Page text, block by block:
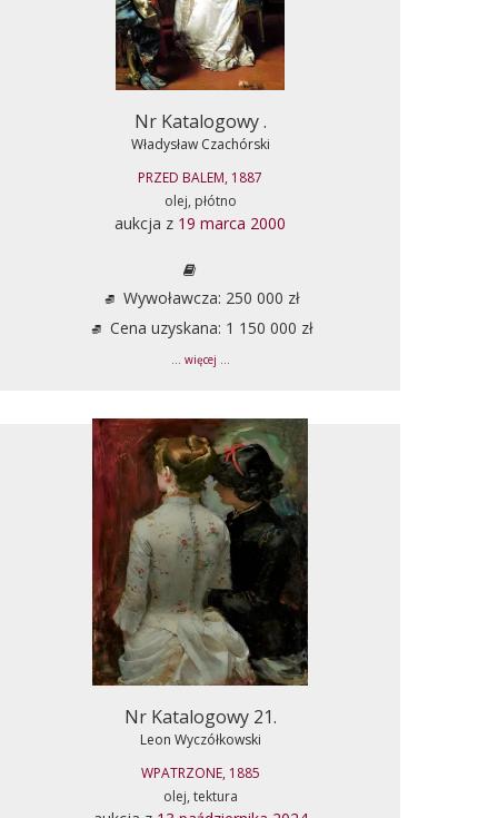
Nr Katalogowy .
Władysław Czachórski
PRZED BALEM, 1887
olej, płótno
aukcja z 19 marca 2000
Wywoławcza: 250 000 zł
Cena uzyskana: 1 150 000 zł
... więcej ...
Nr Katalogowy 21.
Leon Wyczółkowski
WPATRZONE, 1885
olej, tektura